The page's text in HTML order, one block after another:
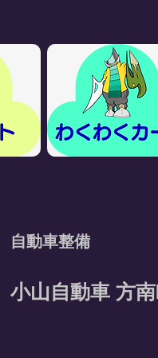
自動車整備
小山自動車 方